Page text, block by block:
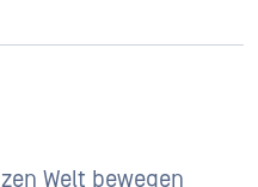
Welt bewegen